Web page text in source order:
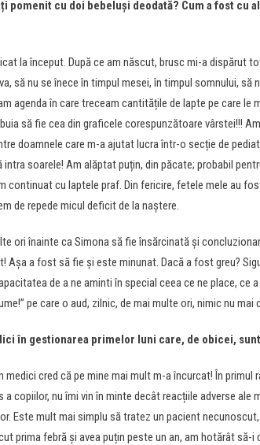
pomenit cu doi bebeluși deodată? Cum a fost cu
la început. După ce am născut, brusc mi-a dispărut
să nu se înece în timpul mesei, în timpul somnului, să
agenda în care treceam cantitățile de lapte pe care le
să fie cea din graficele corespunzătoare vârstei!!!
doamnele care m-a ajutat lucra într-o secție de
intra soarele! Am alăptat puțin, din păcate; probabil
continuat cu laptele praf. Din fericire, fetele mele au
de repede micul deficit de la naștere.
ori înainte ca Simona să fie însărcinată și
Așa a fost să fie și este minunat. Dacă a fost greu?
de a ne aminti în special ceea ce ne place, ce
pe care o aud, zilnic, de mai multe ori, nimic nu mai
în gestionarea primelor luni care, de obicei,
medici cred că pe mine mai mult m-a încurcat! În primul
copiilor, nu îmi vin în minte decât reacțiile adverse ale
Este mult mai simplu să tratez un pacient
prima febră și avea puțin peste un an, am hotărât